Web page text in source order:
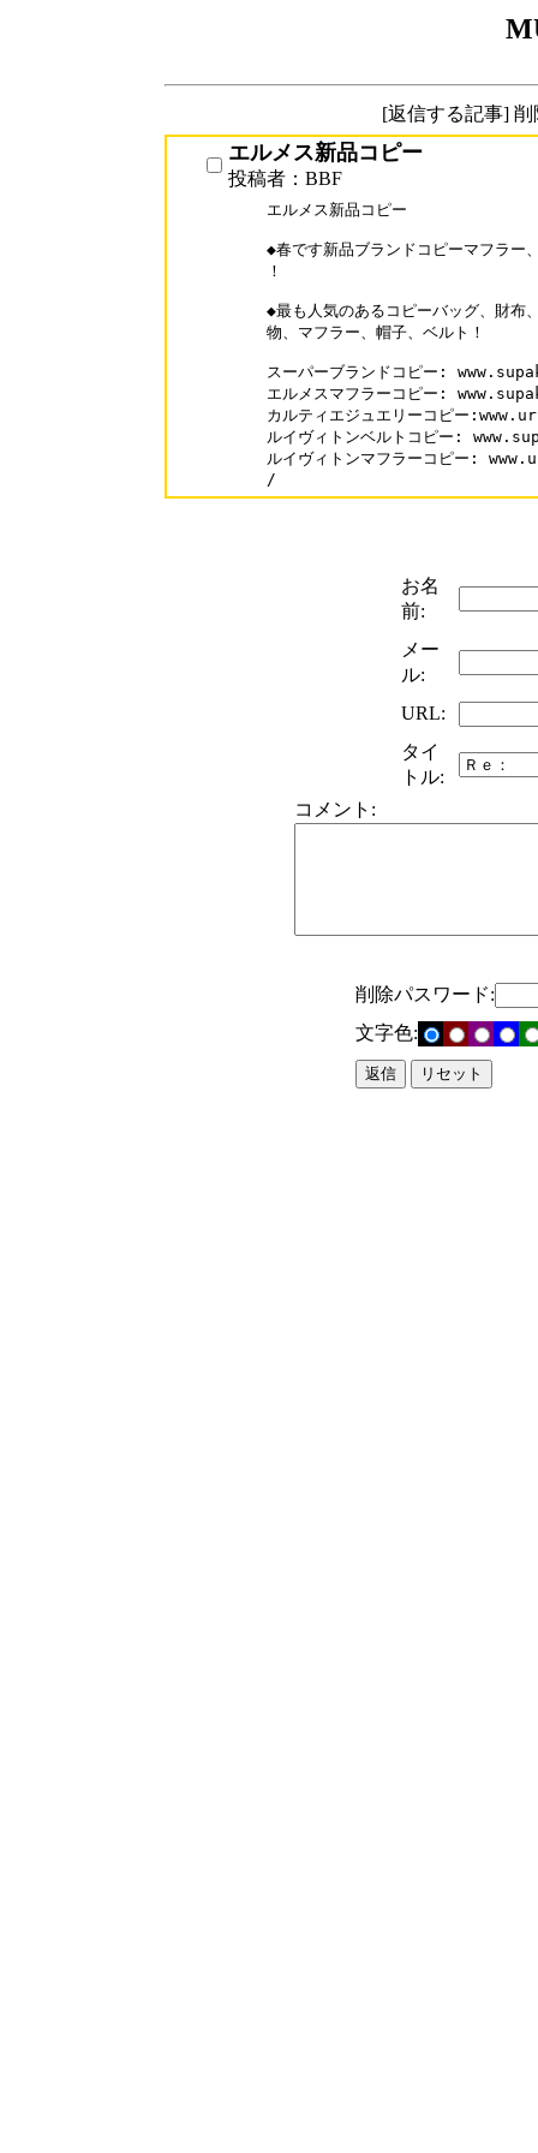
[返信する記事]
エルメス新品コピー
投稿者：BBF
エルメス新品コピー
◆春です新品ブランドコピーマフラー
！
◆最も人気のあるコピーバッグ、財布
物、マフラー、帽子、ベルト！
スーパーブランドコピー:
エルメスマフラーコピー:
カルティエジュエリーコピー
ルイヴィトンベルトコピー:
ルイヴィトンマフラーコピー:
/
お名
前:
メー
ル:
URL:
タイ
トル:
コメント:
削除パスワード:
文字色: